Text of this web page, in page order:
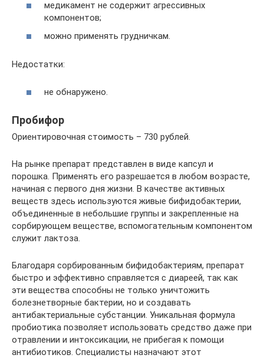
медикамент не содержит агрессивных
компонентов;
можно применять грудничкам.
Недостатки:
не обнаружено.
Пробифор
Ориентировочная стоимость – 730 рублей.
На рынке препарат представлен в виде капсул и
порошка. Применять его разрешается в любом возрасте,
начиная с первого дня жизни. В качестве активных
веществ здесь используются живые бифидобактерии,
объединенные в небольшие группы и закрепленные на
сорбирующем веществе, вспомогательным компонентом
служит лактоза.
Благодаря сорбированным бифидобактериям, препарат
быстро и эффективно справляется с диареей, так как
эти вещества способны не только уничтожить
болезнетворные бактерии, но и создавать
антибактериальные субстанции. Уникальная формула
пробиотика позволяет использовать средство даже при
отравлении и интоксикации, не прибегая к помощи
антибиотиков. Специалисты назначают этот